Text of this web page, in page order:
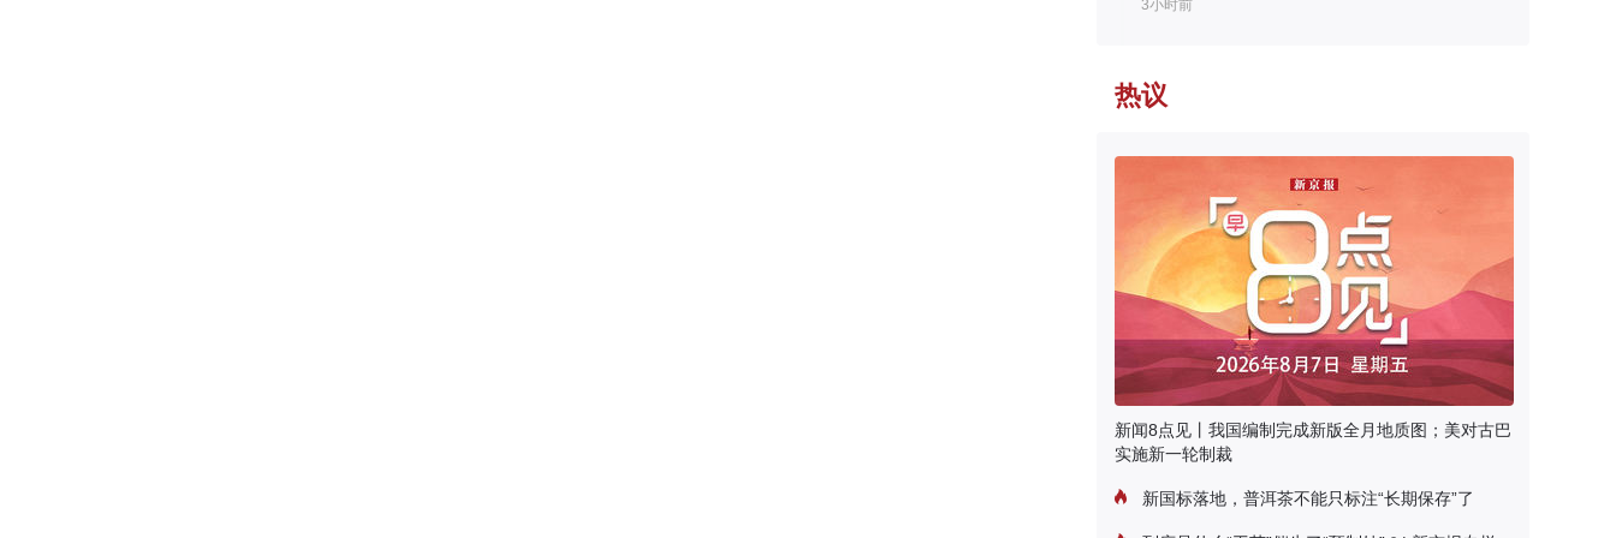
3小时前
热议
新闻8点见丨我国编制完成新版全月地质图；美对古巴
实施新一轮制裁
新国标落地，普洱茶不能只标注“长期保存”了